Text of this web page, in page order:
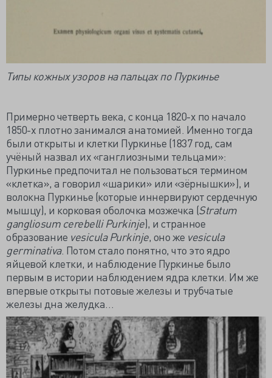
Типы кожных узоров на пальцах по Пуркинье
Примерно четверть века, с конца 1820-х по начало
1850-х плотно занимался анатомией. Именно тогда
были открыты и клетки Пуркинье (1837 год, сам
учёный назвал их «ганглиозными тельцами»:
Пуркинье предпочитал не пользоваться термином
«клетка», а говорил «шарики» или «зёрнышки»), и
волокна Пуркинье (которые иннервируют сердечную
мышцу), и корковая оболочка мозжечка (Stratum
gangliosum cerebelli Purkinje), и странное
образование vesicula Purkinje, оно же vesicula
germinativa. Потом стало понятно, что это ядро
яйцевой клетки, и наблюдение Пуркинье было
первым в истории наблюдением ядра клетки. Им же
впервые открыты потовые железы и трубчатые
железы дна желудка…